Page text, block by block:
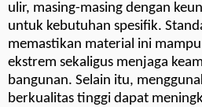
ulir, masing-masing dengan
untuk kebutuhan spesifik.
memastikan material ini
ekstrem sekaligus menjaga
bangunan. Selain itu,
berkualitas tinggi dapat